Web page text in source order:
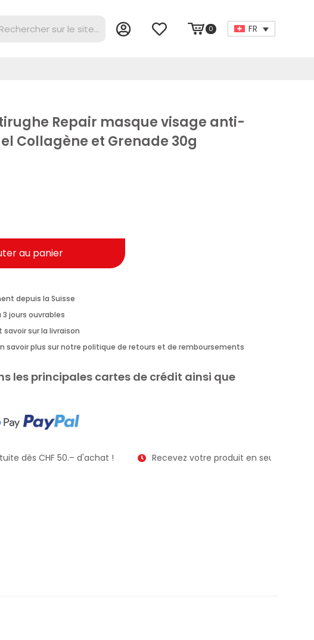
0 FR
Repair masque visage anti-
Collagène et Grenade 30g
au panier
depuis la Suisse
3 jours ouvrables
sur la livraison
savoir plus sur notre politique de retours et de remboursements
les principales cartes de crédit ainsi que
dès CHF 50.– d'achat ! Recevez votre produit en seulement 2